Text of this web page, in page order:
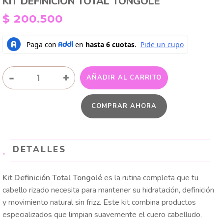
$ 200.500
-
DEFINICIÓN + AÑADIR AL CARRITO
COMPRAR AHORA
DETALLES
Kit Definición Total Tongolées la rutina completa que tu
cabello rizado necesita para mantener su hidratación, definición
y movimiento natural sin frizz. Este kit combina productos
especializados que limpian suavemente el cuero cabelludo,